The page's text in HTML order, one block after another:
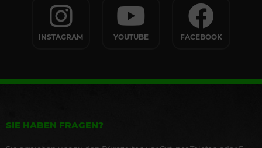
INSTAGRAM YOUTUBE FACEBOOK
SIE HABEN FRAGEN?